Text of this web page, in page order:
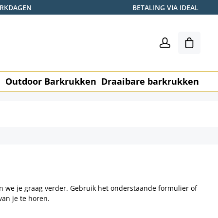
BETALING VIA IDEAL
Outdoor Barkrukken Draaibare barkrukken
we je graag verder. Gebruik het onderstaande formulier of
je te horen.